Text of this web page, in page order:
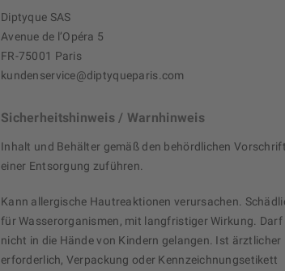
Diptyque SAS
Avenue de l’Opéra 5
FR-75001 Paris
kundenservice@diptyqueparis.com
Sicherheitshinweis / Warnhinweis
Inhalt und Behälter gemäß den behördlichen
einer Entsorgung zuführen.
Kann allergische Hautreaktionen verursachen.
für Wasserorganismen, mit langfristiger Wirkung. Darf
nicht in die Hände von Kindern gelangen. Ist ärztlicher
erforderlich, Verpackung oder Kennzeichnungsetikett